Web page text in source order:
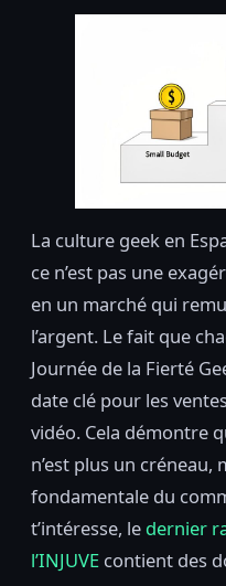
La culture geek en
ce n’est pas une
en un marché qui
l’argent. Le fait que
Journée de la Fierté
date clé pour les
vidéo. Cela démontre
n’est plus un créneau,
fondamentale du
t’intéresse, le dernier
l’INJUVE contient des